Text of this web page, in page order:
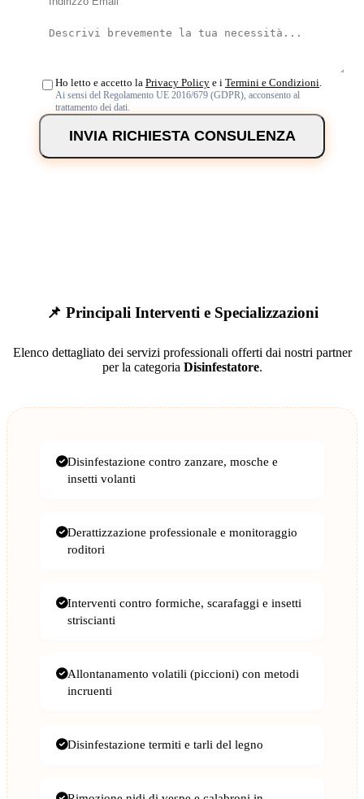
Ho letto e accetto la Privacy Policy e i Termini e Condizioni.
Ai sensi del Regolamento UE 2016/679 (GDPR), acconsento al
trattamento dei dati.
INVIA RICHIESTA CONSULENZA
📌 Principali Interventi e Specializzazioni
Elenco dettagliato dei servizi professionali offerti dai nostri partner
per la categoria Disinfestatore.
Disinfestazione contro zanzare, mosche e
insetti volanti
Derattizzazione professionale e monitoraggio
roditori
Interventi contro formiche, scarafaggi e insetti
striscianti
Allontanamento volatili (piccioni) con metodi
incruenti
Disinfestazione termiti e tarli del legno